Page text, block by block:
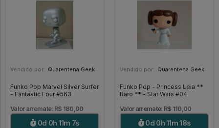
Vendido por: Quarentena Geek Store - SP
Funko Pop Marvel Silver Surfer
- Fantastic Four #563
Valor arremate: R$ 180,00
0d 0h 11m 5s
Vendido por: Quarentena Geek Store - SP
Funko Pop - Princess Leia **
Raro ** - Star Wars #04
Valor arremate: R$ 110,00
0d 0h 11m 16s